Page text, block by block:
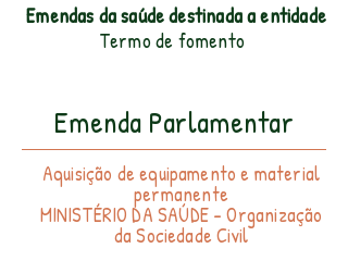
Emendas dasaúdedestinada a entidade
Termo de fomento
Emenda Parlamentar
Aquisição de equipamento e material
permanente
MINISTÉRIO DA SAÚDE - Organização
da Sociedade Civil